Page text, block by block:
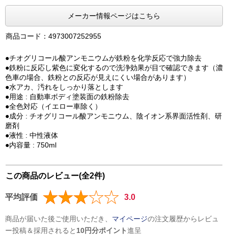
メーカー情報ページはこちら
商品コード：4973007252955
●チオグリコール酸アンモニウムが鉄粉を化学反応で強力除去
●鉄粉に反応し紫色に変化するので洗浄効果が目で確認できます（濃
色車の場合、鉄粉との反応が見えにくい場合があります）
●水アカ、汚れをしっかり落とします
●用途 : 自動車ボディ塗装面の鉄粉除去
●全色対応（イエロー車除く）
●成分 : チオグリコール酸アンモニウム、陰イオン系界面活性剤、研
磨剤
●液性 : 中性液体
●内容量 : 750ml
この商品のレビュー(全2件)
平均評価 3.0
商品が届いた後ご使用いただき、 マイページの注文履歴からレビュ
ー投稿＆採用されると 10円分ポイント進呈